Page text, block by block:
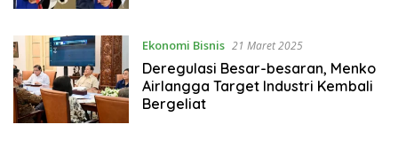
Ekonomi Bisnis 21 Maret 2025
Deregulasi Besar-besaran, Menko
Airlangga Target Industri Kembali
Bergeliat